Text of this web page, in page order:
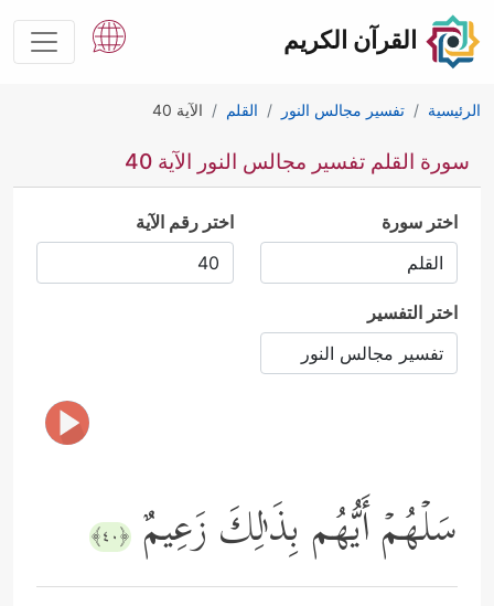
القرآن الكريم
الرئيسية تفسير مجالس النور القلم الآية 40
سورة القلم تفسير مجالس النور الآية 40
اختر سورة اختر رقم الآية
اختر التفسير
سَلۡهُمۡ أَیُّهُم بِذَ ٰ⁠لِكَ زَعِیمٌ ﴿٤٠﴾